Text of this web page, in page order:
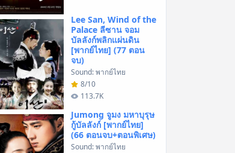
Lee San, Wind of the
Palace ลีซาน จอม
บัลลังก์พลิกแผ่นดิน
[พากย์ไทย] (77 ตอน
จบ)
Sound: พากย์ไทย
8/10
113.7K
Jumong จูมง มหาบุรุษ
กู้บัลลังก์ [พากย์ไทย]
(66 ตอนจบ+ตอนพิเศษ)
Sound: พากย์ไทย